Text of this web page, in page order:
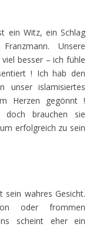
ein Witz, ein Schlag
Unsere
besser – ich fühle
! Ich hab den
unser islamisiertes
Herzen gegönnt !
brauchen sie
erfolgreich zu sein
sein wahres Gesicht.
oder frommen
scheint eher ein